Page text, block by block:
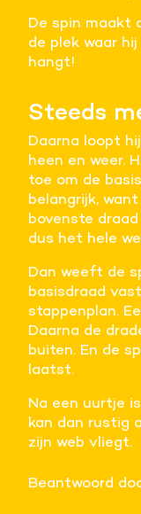
De spin maakt
de plek waar
hangt!
Steeds
Daarna loopt
heen en weer.
toe om de
belangrijk,
bovenste
dus het hele
Dan weeft de
basisdraad
stappenplan.
Daarna de
buiten. En de
laatst.
Na een uurtje
kan dan rustig
zijn web vliegt.
Beantwoord